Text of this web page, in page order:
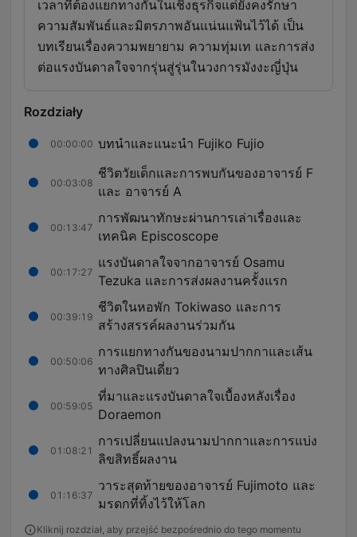
เวลาที่ต้องแยกทางกันในเชิงธุรกิจแต่ยังคงรักษา
ความสัมพันธ์และมิตรภาพอันแน่นแฟ้นไว้ได้ เป็น
บทเรียนเรื่องความพยายาม ความทุ่มเท และการส่ง
ต่อแรงบันดาลใจจากรุ่นสู่รุ่นในวงการมังงะญี่ปุ่น
Rozdziały
00:00:00 บทนำและแนะนำ Fujiko Fujio
00:03:08
ชีวิตวัยเด็กและการพบกันของอาจารย์ F
และ อาจารย์ A
00:13:47
การพัฒนาทักษะผ่านการเล่าเรื่องและ
เทคนิค Episcoscope
00:17:27
แรงบันดาลใจจากอาจารย์ Osamu
Tezuka และการส่งผลงานครั้งแรก
00:39:19
ชีวิตในหอพัก Tokiwaso และการ
สร้างสรรค์ผลงานร่วมกัน
00:50:06
การแยกทางกันของนามปากกาและเส้น
ทางศิลปินเดี่ยว
00:59:05
ที่มาและแรงบันดาลใจเบื้องหลังเรื่อง
Doraemon
01:08:21
การเปลี่ยนแปลงนามปากกาและการแบ่ง
ลิขสิทธิ์ผลงาน
01:16:37
วาระสุดท้ายของอาจารย์ Fujimoto และ
มรดกที่ทิ้งไว้ให้โลก
Kliknij rozdział, aby przejść bezpośrednio do tego momentu